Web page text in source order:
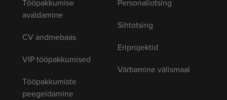
Tööpakkumise
avaldamine
CV andmebaas
VIP tööpakkumised
Tööpakkumiste
peegeldamine
Personaliotsing
Sihtotsing
Eriprojektid
Värbamine välismaal